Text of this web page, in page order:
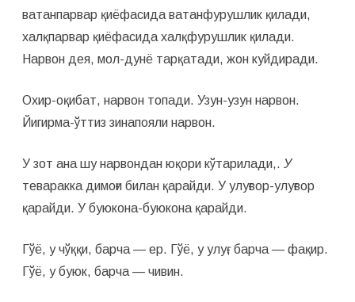
ватанпарвар қиёфасида ватанфурушлик қилади,
халқпарвар қиёфасида халқфурушлик қилади.
Нарвон дея, мол-дунё тарқатади, жон куйдиради.
Охир-оқибат, нарвон топади. Узун-узун нарвон.
Йигирма-ўттиз зинапояли нарвон.
У зот ана шу нарвондан юқори кўтарилади,. У
теваракка димоғи билан қарайди. У улуғвор-улуғвор
қарайди. У буюкона-буюкона қарайди.
Гўё, у чўққи, барча — ер. Гўё, у улуғ, барча — фақир.
Гўё, у буюк, барча — чивин.